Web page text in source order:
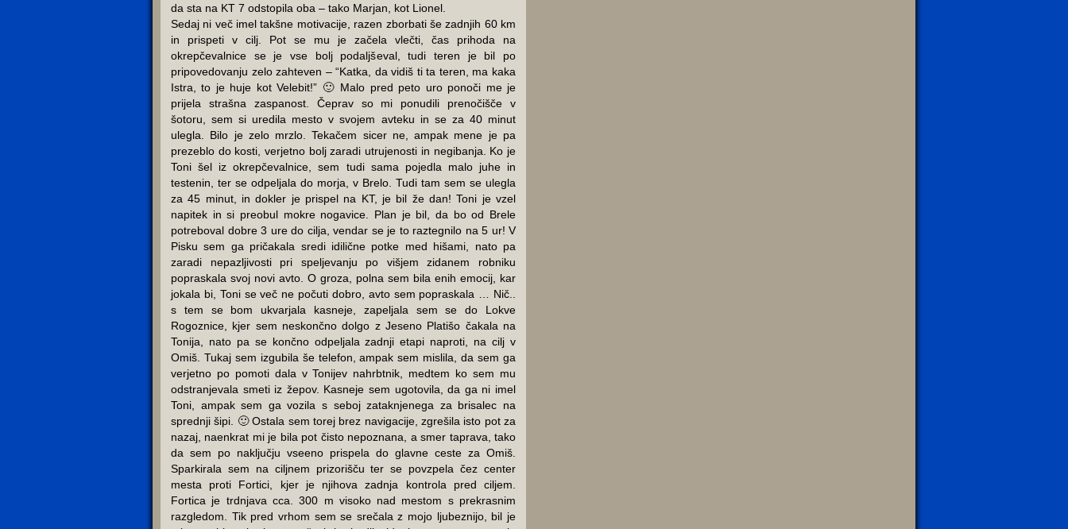
da sta na KT 7 odstopila oba – tako Marjan, kot Lionel.
Sedaj ni več imel takšne motivacije, razen zborbati še zadnjih 60 km
in prispeti v cilj. Pot se mu je začela vlečti, čas prihoda na
okrepčevalnice se je vse bolj podaljševal, tudi teren je bil po
pripovedovanju zelo zahteven – “Katka, da vidiš ti ta teren, ma kaka
Istra, to je huje kot Velebit!” 🙂 Malo pred peto uro ponoči me je
prijela strašna zaspanost. Čeprav so mi ponudili prenočišče v
šotoru, sem si uredila mesto v svojem avteku in se za 40 minut
ulegla. Bilo je zelo mrzlo. Tekačem sicer ne, ampak mene je pa
prezeblo do kosti, verjetno bolj zaradi utrujenosti in negibanja. Ko je
Toni šel iz okrepčevalnice, sem tudi sama pojedla malo juhe in
testenin, ter se odpeljala do morja, v Brelo. Tudi tam sem se ulegla
za 45 minut, in dokler je prispel na KT, je bil že dan! Toni je vzel
napitek in si preobul mokre nogavice. Plan je bil, da bo od Brele
potreboval dobre 3 ure do cilja, vendar se je to raztegnilo na 5 ur! V
Pisku sem ga pričakala sredi idilične potke med hišami, nato pa
zaradi nepazljivosti pri speljevanju po višjem zidanem robniku
popraskala svoj novi avto. O groza, polna sem bila enih emocij, kar
jokala bi, Toni se več ne počuti dobro, avto sem popraskala … Nič..
s tem se bom ukvarjala kasneje, zapeljala sem se do Lokve
Rogoznice, kjer sem neskončno dolgo z Jeseno Platišo čakala na
Tonija, nato pa se končno odpeljala zadnji etapi naproti, na cilj v
Omiš. Tukaj sem izgubila še telefon, ampak sem mislila, da sem ga
verjetno po pomoti dala v Tonijev nahrbtnik, medtem ko sem mu
odstranjevala smeti iz žepov. Kasneje sem ugotovila, da ga ni imel
Toni, ampak sem ga vozila s seboj zataknjenega za brisalec na
sprednji šipi. 🙂 Ostala sem torej brez navigacije, zgrešila isto pot za
nazaj, naenkrat mi je bila pot čisto nepoznana, a smer taprava, tako
da sem po naključju vseeno prispela do glavne ceste za Omiš.
Sparkirala sem na ciljnem prizorišču ter se povzpela čez center
mesta proti Fortici, kjer je njihova zadnja kontrola pred ciljem.
Fortica je trdnjava cca. 300 m visoko nad mestom s prekrasnim
razgledom. Tik pred vrhom sem se srečala z mojo ljubeznijo, bil je